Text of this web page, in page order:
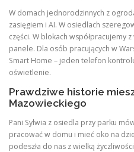
W domach jednorodzinnych z
zasięgiem i AI. W osiedlach
części. W blokach współpracujemy
panele. Dla osób pracujących w
Smart Home – jeden telefon
oświetlenie.
Prawdziwe historie
Mazowieckiego
Pani Sylwia z osiedla przy parku
pracować w domu i mieć oko na
podeszła do nas z wielką